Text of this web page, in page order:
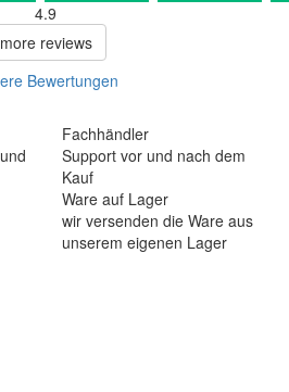
4.9
more reviews
Bewertungen
Fachhändler
Support vor und nach dem
Kauf
Ware auf Lager
wir versenden die Ware aus
unserem eigenen Lager